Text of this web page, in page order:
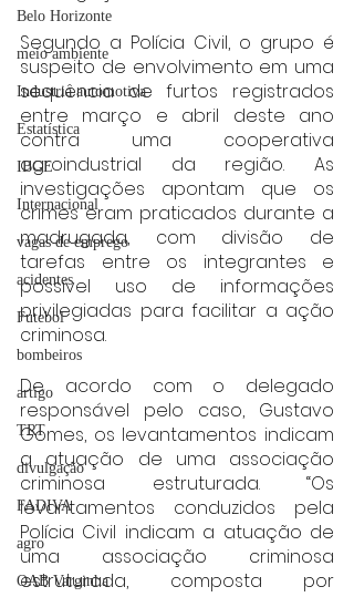
Belo Horizonte
meio ambiente
Industria automotiva
Estatística
IBGE
Internacional
vagas de emprego
acidentes
Futebol
bombeiros
artigo
TRT
divulgação
FADIVA
agro
OAB Varginha
Segundo a Polícia Civil, o grupo é
suspeito de envolvimento em uma
sequência de furtos registrados
entre março e abril deste ano
contra uma cooperativa
agroindustrial da região. As
investigações apontam que os
crimes eram praticados durante a
madrugada, com divisão de
tarefas entre os integrantes e
possível uso de informações
privilegiadas para facilitar a ação
criminosa.
De acordo com o delegado
responsável pelo caso, Gustavo
Gomes, os levantamentos indicam
a atuação de uma associação
criminosa estruturada. “Os
levantamentos conduzidos pela
Polícia Civil indicam a atuação de
uma associação criminosa
estruturada, composta por